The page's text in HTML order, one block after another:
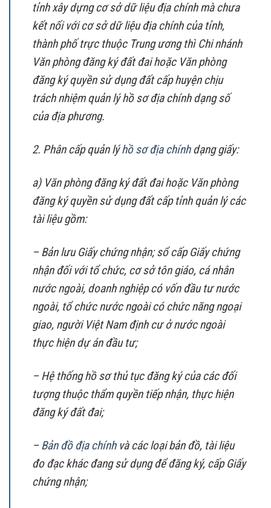
tỉnh xây dựng cơ sở dữ liệu địa chính mà chưa
kết nối với cơ sở dữ liệu địa chính của tỉnh,
thành phố trực thuộc Trung ương thì Chi nhánh
Văn phòng đăng ký đất đai hoặc Văn phòng
đăng ký quyền sử dụng đất cấp huyện chịu
trách nhiệm quản lý hồ sơ địa chính dạng số
của địa phương.
2. Phân cấp quản lýhồ sơ địa chínhdạng giấy:
a) Văn phòng đăng ký đất đai hoặc Văn phòng
đăng ký quyền sử dụng đất cấp tỉnh quản lý các
tài liệu gồm:
– Bản lưu Giấy chứng nhận; sổ cấp Giấy chứng
nhận đối với tổ chức, cơ sở tôn giáo, cá nhân
nước ngoài, doanh nghiệp có vốn đầu tư nước
ngoài, tổ chức nước ngoài có chức năng ngoại
giao, người Việt Nam định cư ở nước ngoài
thực hiện dự án đầu tư;
– Hệ thống hồ sơ thủ tục đăng ký của các đối
tượng thuộc thẩm quyền tiếp nhận, thực hiện
đăng ký đất đai;
– Bản đồ địa chínhvà các loại bản đồ, tài liệu
đo đạc khác đang sử dụng để đăng ký, cấp Giấy
chứng nhận;